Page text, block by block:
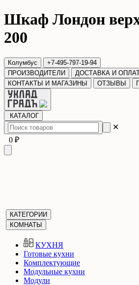
Шкаф Лондон
200
Колумбус
+7-495-797-19-94
ПРОИЗВОДИТЕЛИ
ДОСТАВКА И
КОНТАКТЫ И МАГАЗИНЫ
ОТЗЫВЫ
КАТАЛОГ
✕
0 ₽
КАТЕГОРИИ
КОМНАТЫ
КУХНЯ
Готовые кухни
Комплектующие
Модульные кухни
Модули